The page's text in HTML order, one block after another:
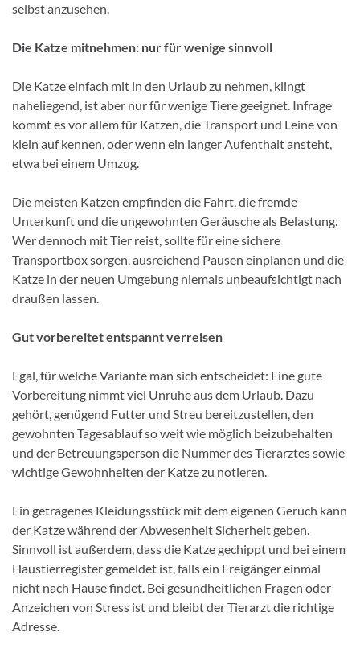
selbst anzusehen.
Die Katze mitnehmen: nur für wenige sinnvoll
Die Katze einfach mit in den Urlaub zu nehmen, klingt
naheliegend, ist aber nur für wenige Tiere geeignet. Infrage
kommt es vor allem für Katzen, die Transport und Leine von
klein auf kennen, oder wenn ein langer Aufenthalt ansteht,
etwa bei einem Umzug.
Die meisten Katzen empfinden die Fahrt, die fremde
Unterkunft und die ungewohnten Geräusche als Belastung.
Wer dennoch mit Tier reist, sollte für eine sichere
Transportbox sorgen, ausreichend Pausen einplanen und die
Katze in der neuen Umgebung niemals unbeaufsichtigt nach
draußen lassen.
Gut vorbereitet entspannt verreisen
Egal, für welche Variante man sich entscheidet: Eine gute
Vorbereitung nimmt viel Unruhe aus dem Urlaub. Dazu
gehört, genügend Futter und Streu bereitzustellen, den
gewohnten Tagesablauf so weit wie möglich beizubehalten
und der Betreuungsperson die Nummer des Tierarztes sowie
wichtige Gewohnheiten der Katze zu notieren.
Ein getragenes Kleidungsstück mit dem eigenen Geruch kann
der Katze während der Abwesenheit Sicherheit geben.
Sinnvoll ist außerdem, dass die Katze gechippt und bei einem
Haustierregister gemeldet ist, falls ein Freigänger einmal
nicht nach Hause findet. Bei gesundheitlichen Fragen oder
Anzeichen von Stress ist und bleibt der Tierarzt die richtige
Adresse.